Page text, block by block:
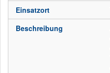
Einsatzort
Beschreibung